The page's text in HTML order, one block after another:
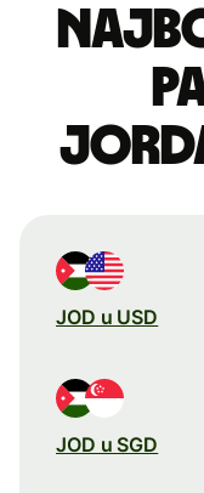
JOD u USD
JOD u SGD